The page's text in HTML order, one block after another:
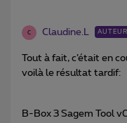
C Claudine.L AUTEUR
Tout à fait, c’était en
voilà le résultat tardif:
B-Box 3 Sagem Tool